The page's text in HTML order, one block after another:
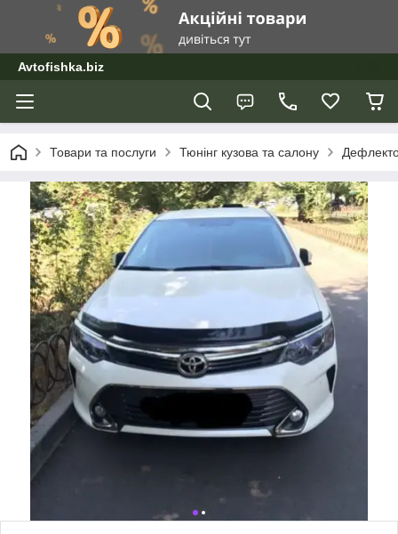
Avtofishka.biz
Товари та послуги Тюнінг кузова та салону